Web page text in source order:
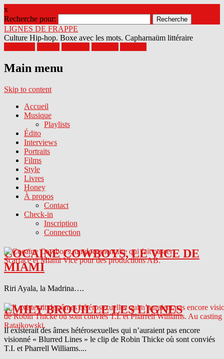
x
Recherche pour:
LIGNES DE FRAPPE
Culture Hip-hop. Boxe avec les mots. Capharnaüm littéraire
Main menu
Skip to content
Accueil
Musique
Playlists
Édito
Interviews
Portraits
Films
Style
Livres
Honey
À propos
Contact
Check-in
Inscription
Connection
COCAINE COWBOYS, LE VICE DE
MIAMI
Riri Ayala, la Madrina….
EMILY BROUILLE LES LIGNES
Il existerait des âmes hétérosexuelles qui n’auraient pas encore
visionné « Blurred Lines » le clip de Robin Thicke où sont conviés
T.I. et Pharrell Williams....